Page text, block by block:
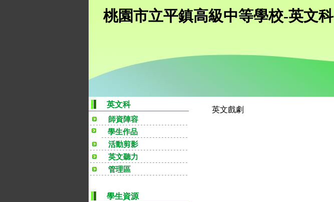
桃園市立平鎮高級中等學校-英文科
英文科
師資陣容
學生作品
活動剪影
英文聽力
管理區
學生資源
英文戲劇